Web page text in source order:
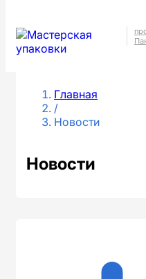
Главная
/
Новости
Новости